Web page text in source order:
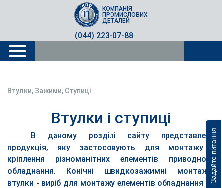
Задайте питання
(044) 223-07-88
КОМПАНІЯ
ПРОМИСЛОВИХ
ДЕТАЛЕЙ
Втулки, Зажими, Ступиці
Втулки і ступиці
В даному розділі сайту представлена
продукція, яку застосовують для монтажу і
кріплення різноманітних елементів приводного
обладнання. Конічні швидкозажимні монтажні
втулки - виріб для монтажу елементів обладнання на